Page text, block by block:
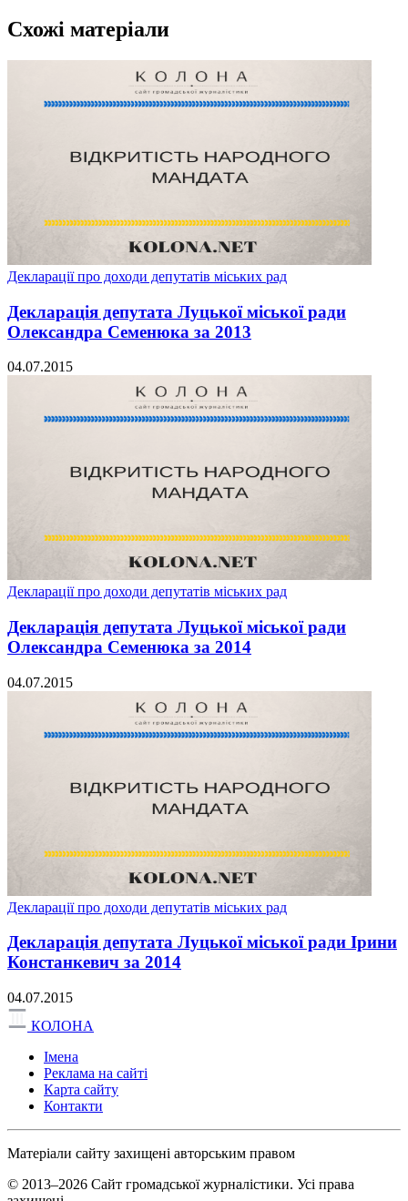
Схожі матеріали
Декларації про доходи депутатів міських рад
Декларація депутата Луцької міської ради
Олександра Семенюка за 2013
04.07.2015
Декларації про доходи депутатів міських рад
Декларація депутата Луцької міської ради
Олександра Семенюка за 2014
04.07.2015
Декларації про доходи депутатів міських рад
Декларація депутата Луцької міської ради Ірини
Констанкевич за 2014
04.07.2015
КОЛОНА
Імена
Реклама на сайті
Карта сайту
Контакти
Матеріали сайту захищені авторським правом
© 2013–2026 Сайт громадської журналістики. Усі права